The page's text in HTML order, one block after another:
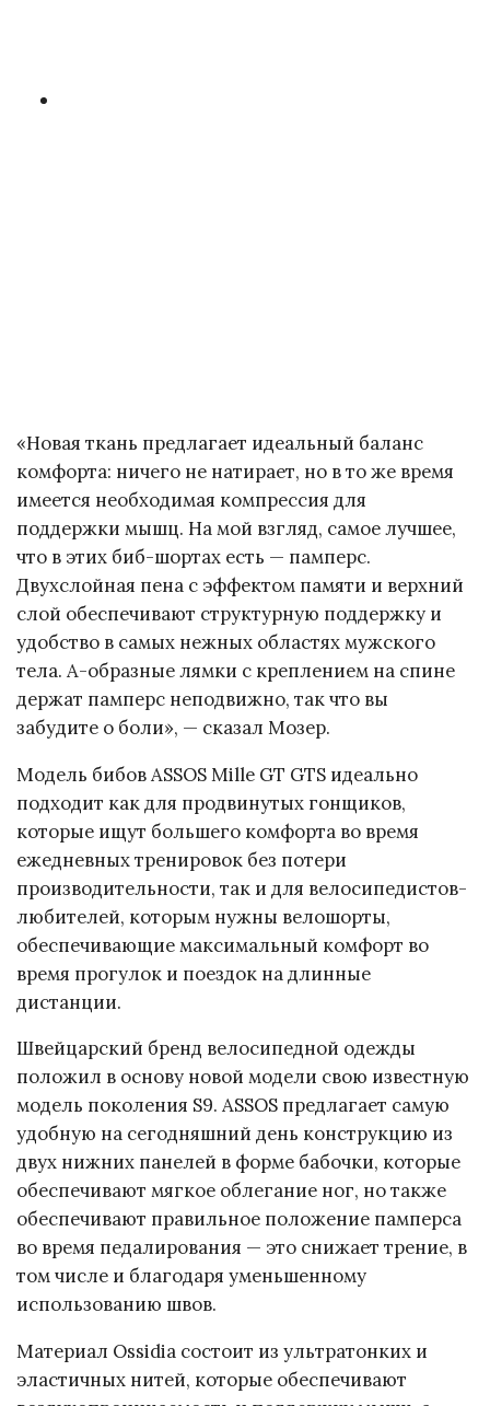
«Новая ткань предлагает идеальный баланс
комфорта: ничего не натирает, но в то же время
имеется необходимая компрессия для
поддержки мышц. На мой взгляд, самое лучшее,
что в этих биб-шортах есть — памперс.
Двухслойная пена с эффектом памяти и верхний
слой обеспечивают структурную поддержку и
удобство в самых нежных областях мужского
тела. А-образные лямки с креплением на спине
держат памперс неподвижно, так что вы
забудите о боли», — сказал Мозер.
Модель бибов ASSOS Mille GT GTS идеально
подходит как для продвинутых гонщиков,
которые ищут большего комфорта во время
ежедневных тренировок без потери
производительности, так и для велосипедистов-
любителей, которым нужны велошорты,
обеспечивающие максимальный комфорт во
время прогулок и поездок на длинные
дистанции.
Швейцарский бренд велосипедной одежды
положил в основу новой модели свою известную
модель поколения S9. ASSOS предлагает самую
удобную на сегодняшний день конструкцию из
двух нижних панелей в форме бабочки, которые
обеспечивают мягкое облегание ног, но также
обеспечивают правильное положение памперса
во время педалирования — это снижает трение, в
том числе и благодаря уменьшенному
использованию швов.
Материал Ossidia состоит из ультратонких и
эластичных нитей, которые обеспечивают